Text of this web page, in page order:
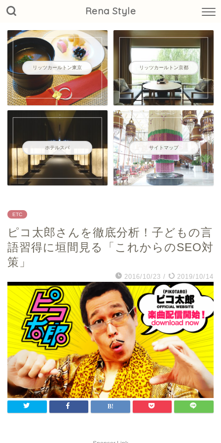
Rena Style
リッツカールトン東京 リッツカールトン京都
ホテルスパ サイトマップ
ETC
ピコ太郎さんを徹底分析！子どもの言
語習得に垣間見る「これからのSEO対
策」
2016/10/23 / 2019/10/14